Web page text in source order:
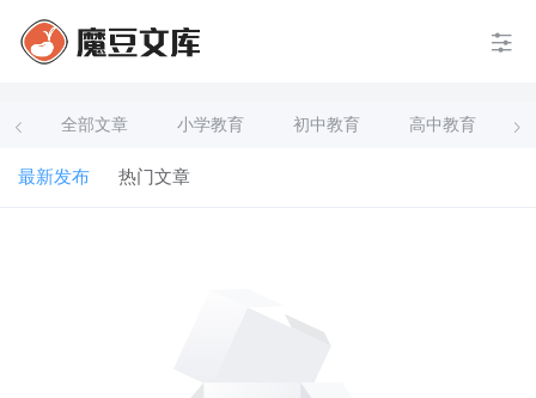
全部文章 小学教育 初中教育 高中教育
最新发布 热门文章